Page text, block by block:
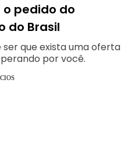
pedido do
do Brasil
ser que exista uma oferta
por você.